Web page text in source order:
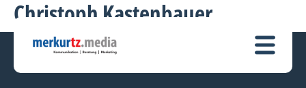
Christoph Kastenbauer